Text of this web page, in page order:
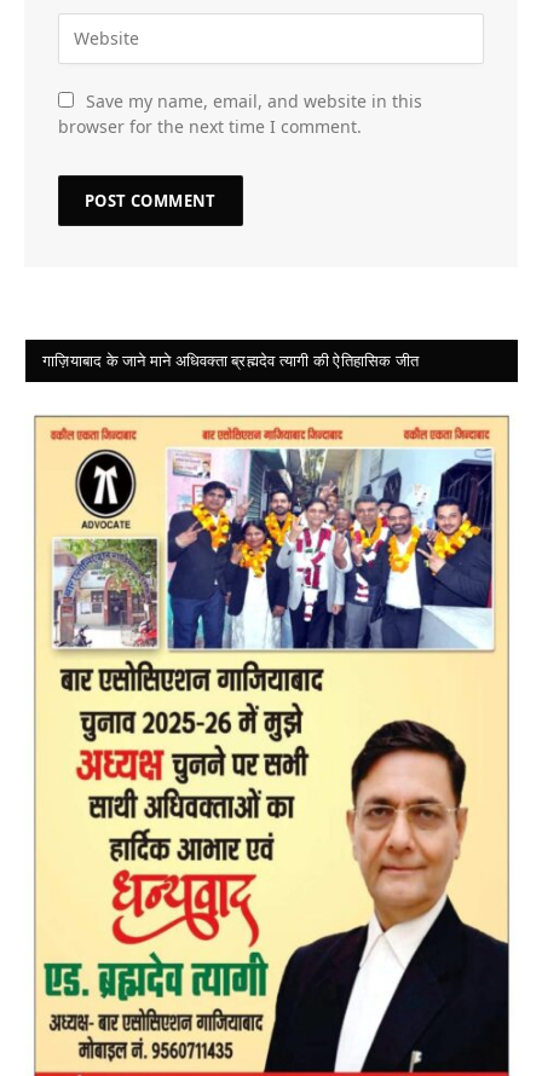
Save my name, email, and website in this
browser for the next time I comment.
गाज़ियाबाद के जाने माने अधिवक्ता ब्रह्मदेव त्यागी की ऐतिहासिक जीत